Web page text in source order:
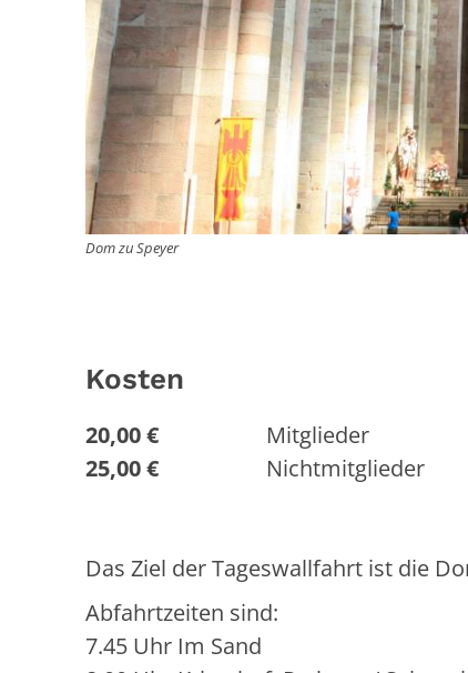
Dom zu Speyer
Kosten
20,00 €
Mitglieder
25,00 €
Nichtmitglieder
Das Ziel der Tageswallfahrt ist die
Abfahrtzeiten sind:
7.45 Uhr Im Sand